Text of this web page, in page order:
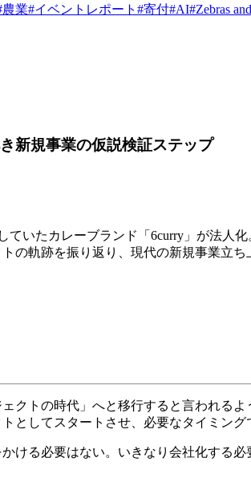
農業#イベントレポート #寄付#AI#Zebras
新規事業の仮説検証ステップ
いたカレーブランド「6curry」が法人
の軌跡を振り返り、現代の新規事業立ち
クトの時代」へと移行すると言われる
としてスタートさせ、必要なタイミング
ける必要はない。いきなり会社化する